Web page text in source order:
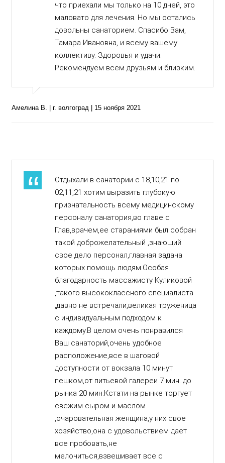
что приехали мы только на 10 дней, это
маловато для лечения. Но мы остались
довольны санаторием. Спасибо Вам,
Тамара Ивановна, и всему вашему
коллективу. Здоровья и удачи.
Рекомендуем всем друзьям и близким.
Амелина В. | г. волгоград | 15 ноября 2021
Отдыхали в санатории с 18,10,21 по
02,11,21 хотим выразить глубокую
признательность всему медицинскому
персоналу санатория,во главе с
Глав,врачем,ее стараниями был собран
такой доброжелательный ,знающий
свое дело персонал,главная задача
которых помощь людям.Особая
благодарность массажисту Куликовой
,такого высококлассного специалиста
,давно не встречали,великая труженица
с индивидуальным подходом к
каждому.В целом очень понравился
Ваш санаторий,очень удобное
расположение,все в шаговой
доступности от вокзала 10 минут
пешком,от питьевой галереи 7 мин. до
рынка 20 мин.Кстати на рынке торгует
свежим сыром и маслом
,очаровательная женщина,у них свое
хозяйство,она с удовольствием дает
все пробовать,не
мелочиться,взвешивает все с